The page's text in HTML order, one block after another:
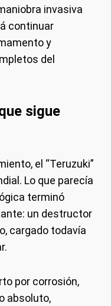
invasiva
continuar
y
del
sigue
el “Teruzuki”
Lo que parecía
terminó
un destructor
cargado todavía
por corrosión,
absoluto,